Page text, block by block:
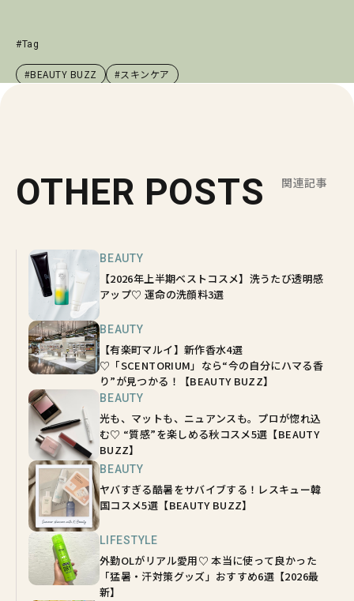
#Tag
#BEAUTY BUZZ #スキンケア
OTHER POSTS 関連記事
BEAUTY
【2026年上半期ベストコスメ】洗うたび透明感
アップ♡ 運命の洗顔料3選
BEAUTY
【有楽町マルイ】新作香水4選
♡「SCENTORIUM」なら“今の自分にハマる香
り”が見つかる！【BEAUTY BUZZ】
BEAUTY
光も、マットも、ニュアンスも。プロが惚れ込
む♡ “質感”を楽しめる秋コスメ5選【BEAUTY
BUZZ】
BEAUTY
ヤバすぎる酷暑をサバイブする！レスキュー韓
国コスメ5選【BEAUTY BUZZ】
LIFESTYLE
外勤OLがリアル愛用♡ 本当に使って良かった
「猛暑・汗対策グッズ」おすすめ6選【2026最
新】